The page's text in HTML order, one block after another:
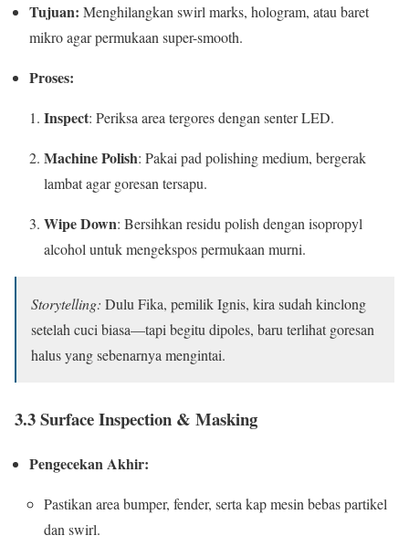
Tujuan: Menghilangkan swirl marks, hologram, atau baret
mikro agar permukaan super-smooth.
Proses:
Inspect: Periksa area tergores dengan senter LED.
Machine Polish: Pakai pad polishing medium, bergerak
lambat agar goresan tersapu.
Wipe Down: Bersihkan residu polish dengan isopropyl
alcohol untuk mengekspos permukaan murni.
Storytelling: Dulu Fika, pemilik Ignis, kira sudah kinclong
setelah cuci biasa—tapi begitu dipoles, baru terlihat goresan
halus yang sebenarnya mengintai.
3.3 Surface Inspection & Masking
Pengecekan Akhir:
Pastikan area bumper, fender, serta kap mesin bebas partikel
dan swirl.